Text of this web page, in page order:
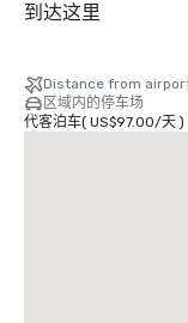
到达这里
Distance from
区域内的停车场
代客泊车( US$97.00/天)